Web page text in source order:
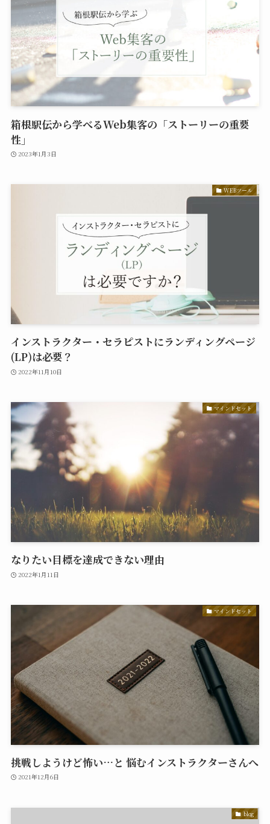
箱根駅伝から学べるWeb集客の「ストーリーの重要
性」
2023年1月3日
WEBツール
インストラクター・セラピストにランディングページ
(LP)は必要？
2022年11月10日
マインドセット
なりたい目標を達成できない理由
2022年1月11日
マインドセット
挑戦しようけど怖い…と 悩むインストラクターさんへ
2021年12月6日
blog